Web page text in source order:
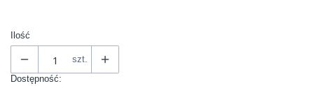
Ilość
szt.
Dostępność: